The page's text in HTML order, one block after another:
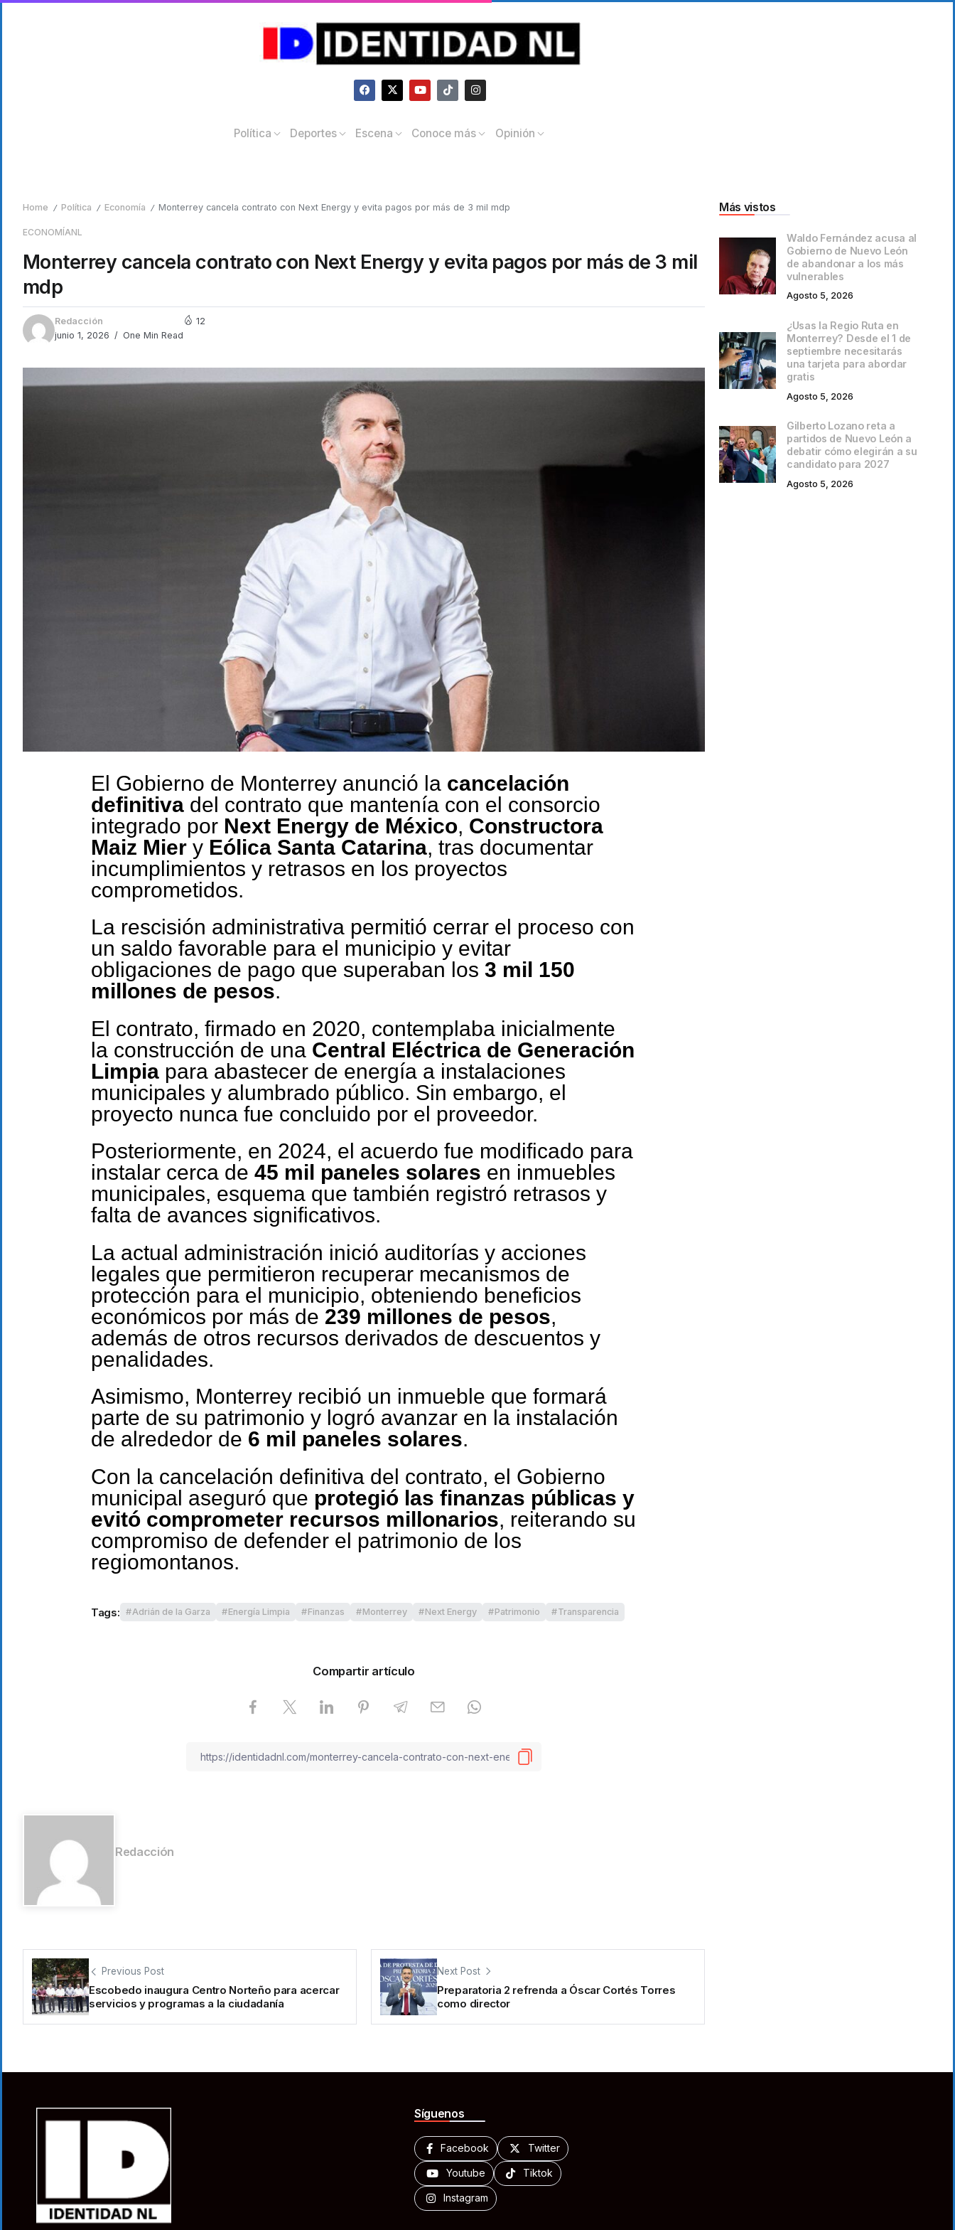
Política Deportes Escena Conoce más Opinión
Home / Política / Economía / Monterrey cancela contrato con Next Energy y evita pagos por más de 3 mil mdp
ECONOMÍANL
Monterrey cancela contrato con Next Energy y evita pagos por más de 3 mil
mdp
Redacción
junio 1, 2026
One Min Read
12
El Gobierno de Monterrey anunció la cancelación
definitiva del contrato que mantenía con el consorcio
integrado por Next Energy de México, Constructora
Maiz Mier y Eólica Santa Catarina, tras documentar
incumplimientos y retrasos en los proyectos
comprometidos.
La rescisión administrativa permitió cerrar el proceso con
un saldo favorable para el municipio y evitar
obligaciones de pago que superaban los 3 mil 150
millones de pesos.
El contrato, firmado en 2020, contemplaba inicialmente
la construcción de una Central Eléctrica de Generación
Limpia para abastecer de energía a instalaciones
municipales y alumbrado público. Sin embargo, el
proyecto nunca fue concluido por el proveedor.
Posteriormente, en 2024, el acuerdo fue modificado para
instalar cerca de 45 mil paneles solares en inmuebles
municipales, esquema que también registró retrasos y
falta de avances significativos.
La actual administración inició auditorías y acciones
legales que permitieron recuperar mecanismos de
protección para el municipio, obteniendo beneficios
económicos por más de 239 millones de pesos,
además de otros recursos derivados de descuentos y
penalidades.
Asimismo, Monterrey recibió un inmueble que formará
parte de su patrimonio y logró avanzar en la instalación
de alrededor de 6 mil paneles solares.
Con la cancelación definitiva del contrato, el Gobierno
municipal aseguró que protegió las finanzas públicas y
evitó comprometer recursos millonarios, reiterando su
compromiso de defender el patrimonio de los
regiomontanos.
Tags: Adrián de la Garza Energía Limpia Finanzas Monterrey Next Energy Patrimonio Transparencia
Compartir artículo
Redacción
Previous Post
Escobedo inaugura Centro Norteño para acercar
servicios y programas a la ciudadanía
Next Post
Preparatoria 2 refrenda a Óscar Cortés Torres
como director
Más vistos
Waldo Fernández acusa al
Gobierno de Nuevo León
de abandonar a los más
vulnerables
Agosto 5, 2026
¿Usas la Regio Ruta en
Monterrey? Desde el 1 de
septiembre necesitarás
una tarjeta para abordar
gratis
Agosto 5, 2026
Gilberto Lozano reta a
partidos de Nuevo León a
debatir cómo elegirán a su
candidato para 2027
Agosto 5, 2026
Síguenos
Facebook Twitter
Youtube Tiktok
Instagram